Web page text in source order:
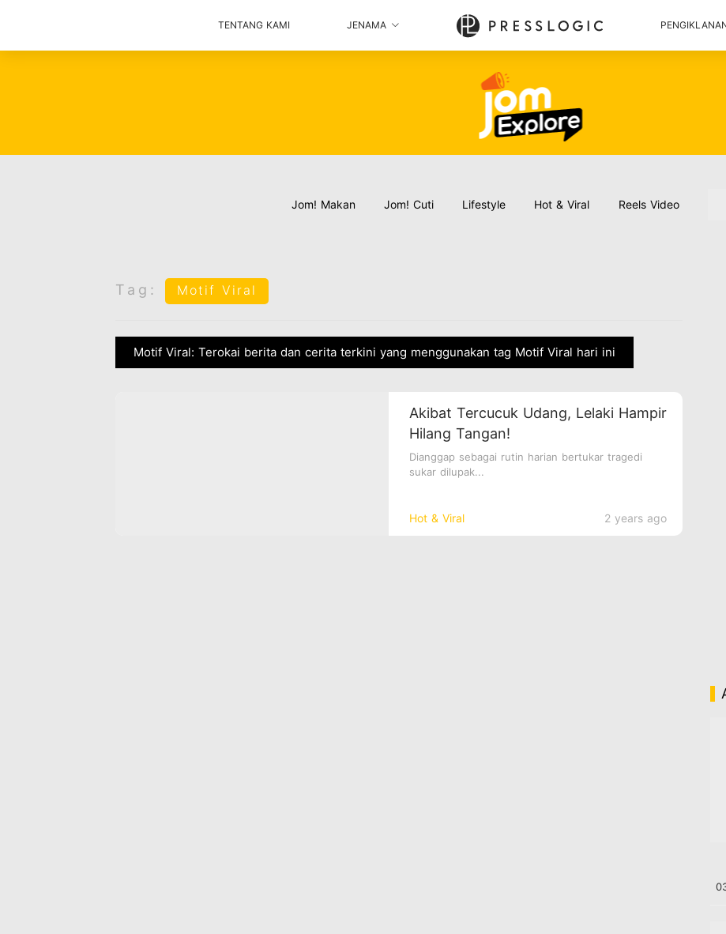
TENTANG KAMI JENAMA
Jom! Makan Jom! Cuti Lifestyle Hot & Viral Reels Video
Tag: Motif Viral
Motif Viral: Terokai berita dan cerita terkini yang menggunakan tag Motif Viral hari ini
Hot & Viral 2 years ago
Akibat Tercucuk Udang, Lelaki Hampir
Hilang Tangan!
Dianggap sebagai rutin harian bertukar tragedi
sukar dilupak...